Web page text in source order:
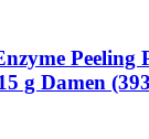
Peeling
g Damen